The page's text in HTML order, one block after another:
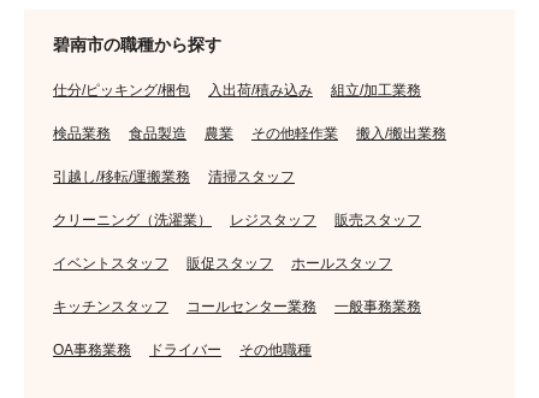
碧南市の職種から探す
仕分/ピッキング/梱包 入出荷/積み込み 組立/加工業務
検品業務 食品製造 農業 その他軽作業 搬入/搬出業務
引越し/移転/運搬業務 清掃スタッフ
クリーニング（洗濯業） レジスタッフ 販売スタッフ
イベントスタッフ 販促スタッフ ホールスタッフ
キッチンスタッフ コールセンター業務 一般事務業務
OA事務業務 ドライバー その他職種